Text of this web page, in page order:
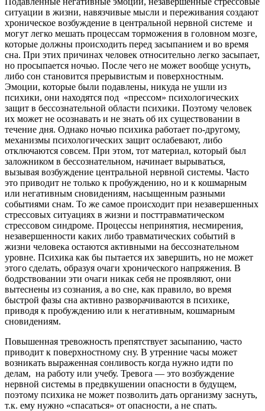
ситуации в жизни, навязчивые мысли и переживания создают
хроническое возбуждение в центральной нервной системе и
могут легко мешать процессам торможения в головном мозге,
которые должны происходить перед засыпанием и во время
сна. При этих причинах человек относительно легко засыпает,
но просыпается ночью. После чего не может вообще уснуть,
либо сон становится прерывистым и поверхностным.
Эмоции, которые были подавлены, никуда не ушли из
психики, они находятся под «прессом» психологических
защит в бессознательной области психики. Поэтому человек
их может не осознавать и не знать об их существовании в
течение дня. Однако ночью психика работает по-другому,
механизмы психологических защит ослабевают, либо
отключаются совсем. При этом, тот материал, который был
заложником в бессознательном, начинает вырываться,
вызывая возбуждение центральной нервной системы. Часто
это приводит не только к пробуждению, но и к кошмарным
или негативным сновидениям, насыщенным разными
событиями снам. То же самое происходит при незавершенных
стрессовых ситуациях в жизни и посттравматическом
стрессовом синдроме. Процессы непринятия, несмирения,
незавершенности каких либо травматических событий в
жизни человека остаются активными на бессознательном
уровне. Психика как бы пытается их завершить, но не может
этого сделать, образуя очаги хронического напряжения. В
бодрствовании эти очаги никак себя не проявляют, они
вытеснены из сознания, а во сне, как правило, во время
быстрой фазы сна активно разворачиваются в психике,
приводя к пробуждению или к негативным, кошмарным
сновидениям.
Повышенная тревожность препятствует засыпанию, часто
приводит к поверхностному сну. В утренние часы может
возникать выраженная сонливость когда нужно идти по
делам, на работу или учебу. Тревога — это возбуждение
нервной системы в предвкушении опасности в будущем,
поэтому психика не может позволить дать организму заснуть,
т.к. ему нужно «спасаться» от опасности, а не спать.